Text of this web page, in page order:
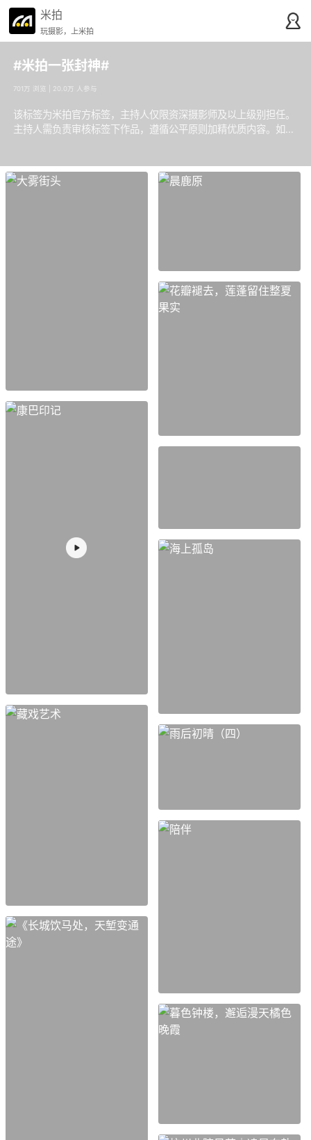
米拍
玩摄影，上米拍
#米拍一张封神#
701万 浏览 | 20.0万 人参与
该标签为米拍官方标签，主持人仅限资深摄影师及以上级别担任​。
主持人需负责审核标签下作品，遵循公平原则加精优质内容。​如有